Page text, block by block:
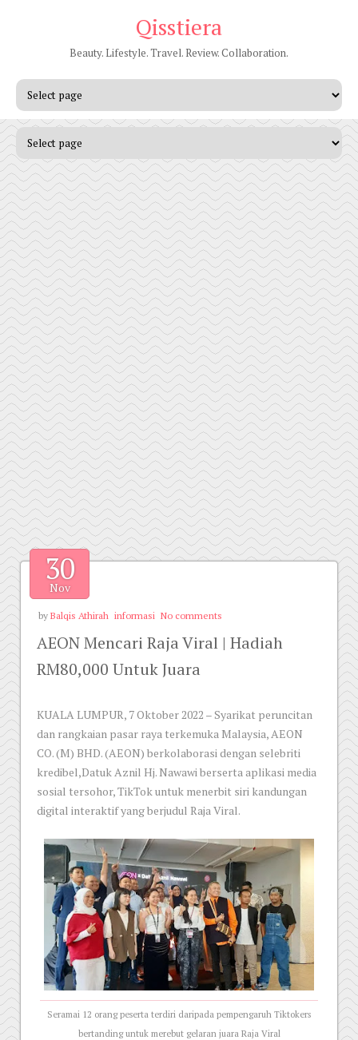
Qisstiera
Beauty. Lifestyle. Travel. Review. Collaboration.
30
Nov
by Balqis Athirah informasi No comments
AEON Mencari Raja Viral | Hadiah
RM80,000 Untuk Juara
KUALA LUMPUR, 7 Oktober 2022 – Syarikat peruncitan
dan rangkaian pasar raya terkemuka Malaysia, AEON
CO. (M) BHD. (AEON) berkolaborasi dengan selebriti
kredibel,Datuk Aznil Hj. Nawawi berserta aplikasi media
sosial tersohor, TikTok untuk menerbit siri kandungan
digital interaktif yang berjudul Raja Viral.
Seramai 12 orang peserta terdiri daripada pempengaruh Tiktokers
bertanding untuk merebut gelaran juara Raja Viral